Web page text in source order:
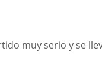
muy serio y se